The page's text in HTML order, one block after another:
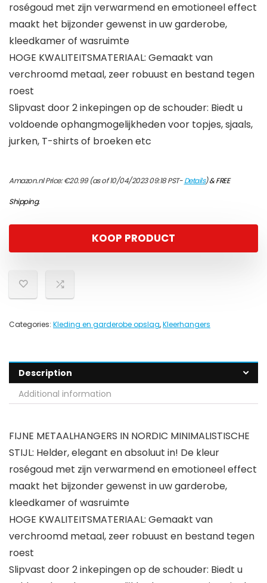
roségoud met zijn verwarmend en emotioneel effect
maakt het bijzonder gewenst in uw garderobe,
kleedkamer of wasruimte
HOGE KWALITEITSMATERIAAL: Gemaakt van
verchroomd metaal, zeer robuust en bestand tegen
roest
Slipvast door 2 inkepingen op de schouder: Biedt u
voldoende ophangmogelijkheden voor topjes, sjaals,
jurken, T-shirts of broeken etc
Amazon.nl Price:€20.99(as of 10/04/2023 09:18 PST-Details)&FREE
Shipping.
KOOP PRODUCT
Categories: Kleding en garderobe opslag,Kleerhangers
Description
Additional information
FIJNE METAALHANGERS IN NORDIC MINIMALISTISCHE
STIJL: Helder, elegant en absoluut in! De kleur
roségoud met zijn verwarmend en emotioneel effect
maakt het bijzonder gewenst in uw garderobe,
kleedkamer of wasruimte
HOGE KWALITEITSMATERIAAL: Gemaakt van
verchroomd metaal, zeer robuust en bestand tegen
roest
Slipvast door 2 inkepingen op de schouder: Biedt u